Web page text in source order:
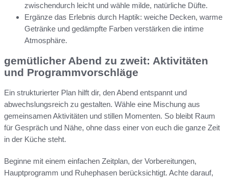
zwischendurch leicht und wähle milde, natürliche Düfte.
Ergänze das Erlebnis durch Haptik: weiche Decken, warme
Getränke und gedämpfte Farben verstärken die intime
Atmosphäre.
gemütlicher Abend zu zweit: Aktivitäten
und Programmvorschläge
Ein strukturierter Plan hilft dir, den Abend entspannt und
abwechslungsreich zu gestalten. Wähle eine Mischung aus
gemeinsamen Aktivitäten und stillen Momenten. So bleibt Raum
für Gespräch und Nähe, ohne dass einer von euch die ganze Zeit
in der Küche steht.
Beginne mit einem einfachen Zeitplan, der Vorbereitungen,
Hauptprogramm und Ruhephasen berücksichtigt. Achte darauf,